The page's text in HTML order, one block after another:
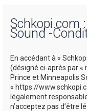
Schkopi.com
Sound -
En accédant à «
(désigné ci-après par «
Prince et Minneapolis
« https://
légalement
n’acceptez pas d’être